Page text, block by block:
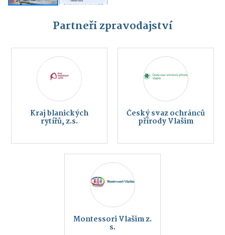
Partneři zpravodajství
Kraj blanických
rytířů, z.s.
Český svaz ochránců
přírody Vlašim
Montessori Vlašim z.
s.